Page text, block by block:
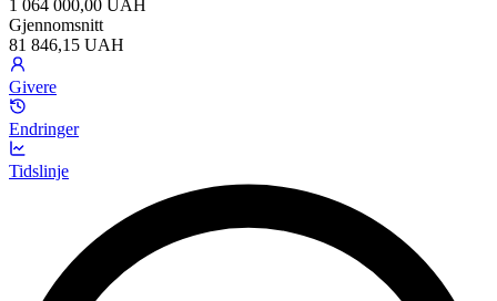
1 064 000,00 UAH
Gjennomsnitt
81 846,15 UAH
Givere
Endringer
Tidslinje